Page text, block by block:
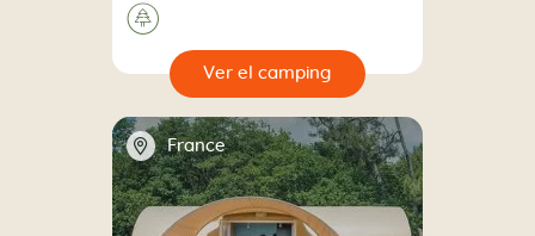
🌲
📍 France